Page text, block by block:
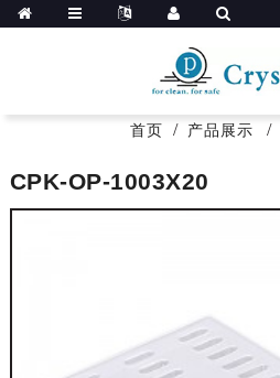
首页 产品展示
CPK-OP-1003X20